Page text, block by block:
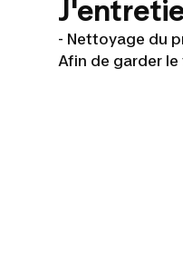
- Nettoyage du
Afin de garder